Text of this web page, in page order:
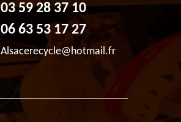
03 59 28 37 10
06 63 53 17 27
Alsacerecycle@hotmail.fr